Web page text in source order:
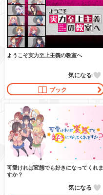
ようこそ実力至上主義の教室へ
ブック
気になる
可愛ければ変態でも好きになってくれま
すか？
気になる